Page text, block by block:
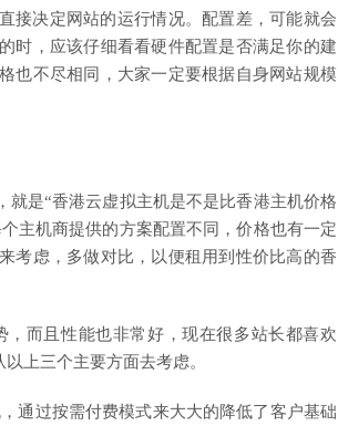
接决定网站的运行情况。配置差，可能就会
时，应该仔细看看硬件配置是否满足你的建
也不尽相同，大家一定要根据自身网站规模
是“香港云虚拟主机是不是比香港主机价格
主机商提供的方案配置不同，价格也有一定
考虑，多做对比，以便租用到性价比高的香
而且性能也非常好，现在很多站长都喜欢
上三个主要方面去考虑。
通过按需付费模式来大大的降低了客户基础